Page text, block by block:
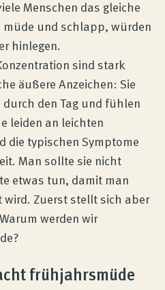
Menschen das gleiche
und schlapp, würden
hinlegen.
sind stark
äußere Anzeichen: Sie
den Tag und fühlen
leiden an leichten
die typischen Symptome
Man sollte sie nicht
etwas tun, damit man
Zuerst stellt sich aber
werden wir
frühjahrsmüde